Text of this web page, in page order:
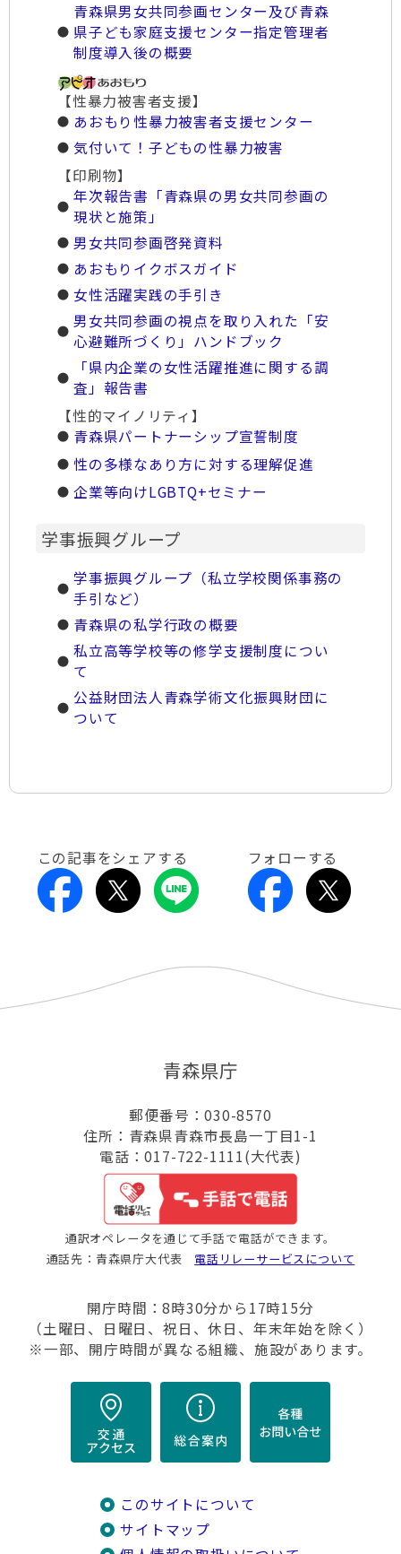
青森県男女共同参画センター及び青森
県子ども家庭支援センター指定管理者
制度導入後の概要
【性暴力被害者支援】
あおもり性暴力被害者支援センター
気付いて！子どもの性暴力被害
【印刷物】
年次報告書「青森県の男女共同参画の
現状と施策」
男女共同参画啓発資料
あおもりイクボスガイド
女性活躍実践の手引き
男女共同参画の視点を取り入れた「安
心避難所づくり」ハンドブック
「県内企業の女性活躍推進に関する調
査」報告書
【性的マイノリティ】
青森県パートナーシップ宣誓制度
性の多様なあり方に対する理解促進
企業等向けLGBTQ+セミナー
学事振興グループ
学事振興グループ（私立学校関係事務の
手引など）
青森県の私学行政の概要
私立高等学校等の修学支援制度につい
て
公益財団法人青森学術文化振興財団に
ついて
この記事をシェアする フォローする
青森県庁
郵便番号：030-8570
住所：青森県青森市長島一丁目1-1
電話：017-722-1111(大代表)
通訳オペレータを通じて手話で電話ができます。
通話先：青森県庁大代表 電話リレーサービスについて
開庁時間：8時30分から17時15分
（土曜日、日曜日、祝日、休日、年末年始を除く）
※一部、開庁時間が異なる組織、施設があります。
このサイトについて
サイトマップ